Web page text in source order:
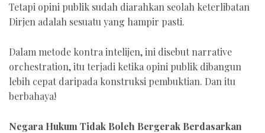
Tetapi opini publik sudah diarahkan seolah keterlibatan
Dirjen adalah sesuatu yang hampir pasti.
Dalam metode kontra intelijen, ini disebut narrative
orchestration, itu terjadi ketika opini publik dibangun
lebih cepat daripada konstruksi pembuktian. Dan itu
berbahaya!
Negara Hukum Tidak Boleh Bergerak Berdasarkan